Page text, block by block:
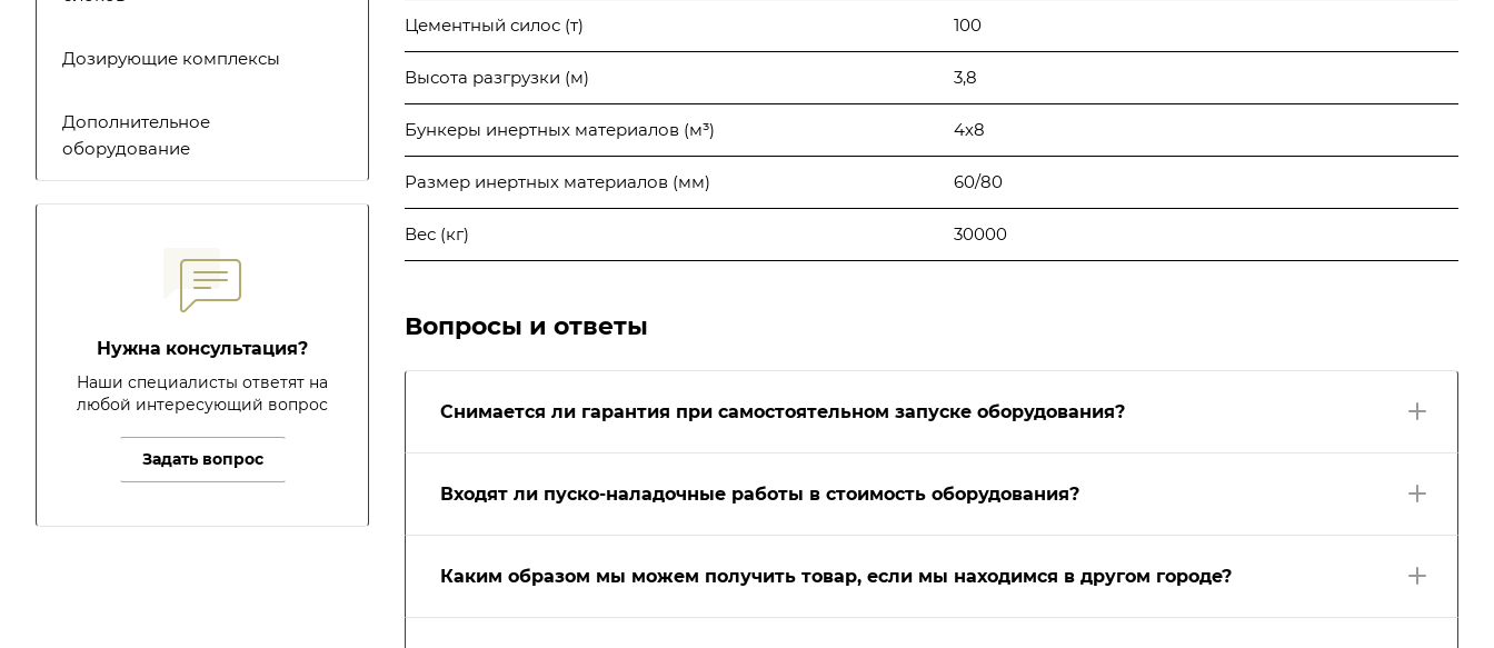
Цементный силос (т) 100
Высота разгрузки (м) 3,8
Бункеры инертных материалов (м³) 4х8
Размер инертных материалов (мм) 60/80
Вес (кг) 30000
Вопросы и ответы
Снимается ли гарантия при самостоятельном запуске оборудования?
Входят ли пуско-наладочные работы в стоимость оборудования?
Каким образом мы можем получить товар, если мы находимся в другом городе?
Дозирующие комплексы
Дополнительное
оборудование
Нужна консультация?
Наши специалисты ответят на
любой интересующий вопрос
Задать вопрос